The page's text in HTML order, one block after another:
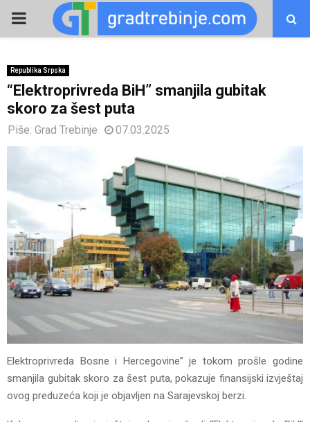
PRIMARY
Republika Srpska
“Elektroprivreda BiH” smanjila gubitak
skoro za šest puta
Piše: Grad Trebinje 07.03.2025
Elektroprivreda Bosne i Hercegovine” je tokom prošle godine
smanjila gubitak skoro za šest puta, pokazuje finansijski izvještaj
ovog preduzeća koji je objavljen na Sarajevskoj berzi.